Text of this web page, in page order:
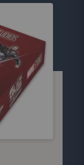
la musique
ils ont